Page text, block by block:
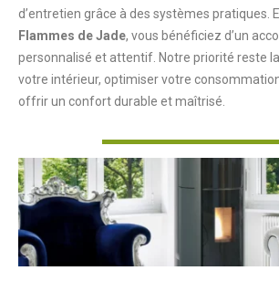
d’entretien grâce à des systèmes pratiques.
Flammes de Jade, vous bénéficiez d’un
personnalisé et attentif. Notre priorité reste
votre intérieur, optimiser votre
offrir un confort durable et maîtrisé.